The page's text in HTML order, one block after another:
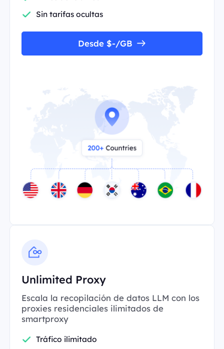
Sin tarifas ocultas
Desde $-/GB
Unlimited Proxy
Escala la recopilación de datos LLM con los
proxies residenciales ilimitados de
smartproxy
Tráfico ilimitado